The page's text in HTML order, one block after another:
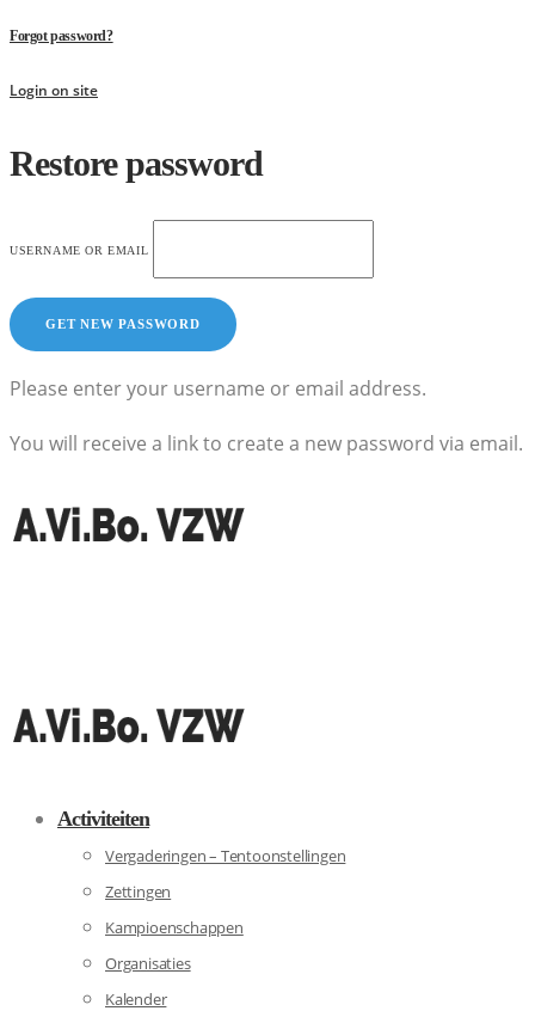
Forgot password?
Login on site
Restore password
USERNAME OR EMAIL
Please enter your username or email address.
You will receive a link to create a new password via email.
Activiteiten
Vergaderingen – Tentoonstellingen
Zettingen
Kampioenschappen
Organisaties
Kalender